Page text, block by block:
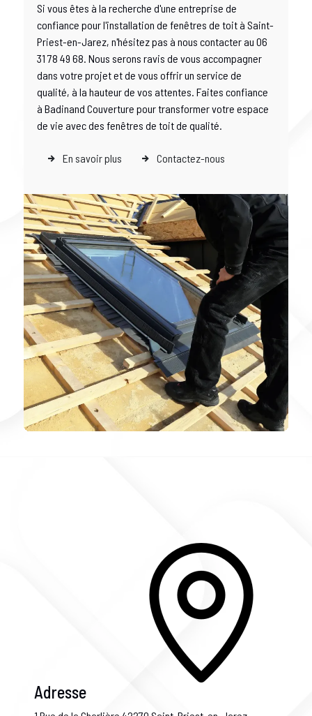
Si vous êtes à la recherche d'une entreprise de
confiance pour l'installation de fenêtres de toit à Saint-
Priest-en-Jarez, n'hésitez pas à nous contacter au 06
31 78 49 68. Nous serons ravis de vous accompagner
dans votre projet et de vous offrir un service de
qualité, à la hauteur de vos attentes. Faites confiance
à Badinand Couverture pour transformer votre espace
de vie avec des fenêtres de toit de qualité.
En savoir plus Contactez-nous
Adresse